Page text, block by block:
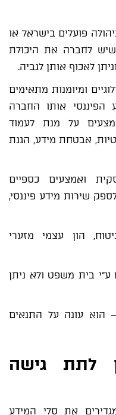
פועלים בישראל או
לחברה את היכולת
לאכוף אותן לגביה.
ומיומנות מתאימים
הפיננסי אותו החברה
על מנת לעמוד
אבטחת מידע, הגנת
ואמצעים כספיים
שירות מידע פיננסי,
הון עצמי מזערי
ע"י בית משפט ולא ניתן
הוא עונה על התנאים
לתת גישה
את סלי המידע